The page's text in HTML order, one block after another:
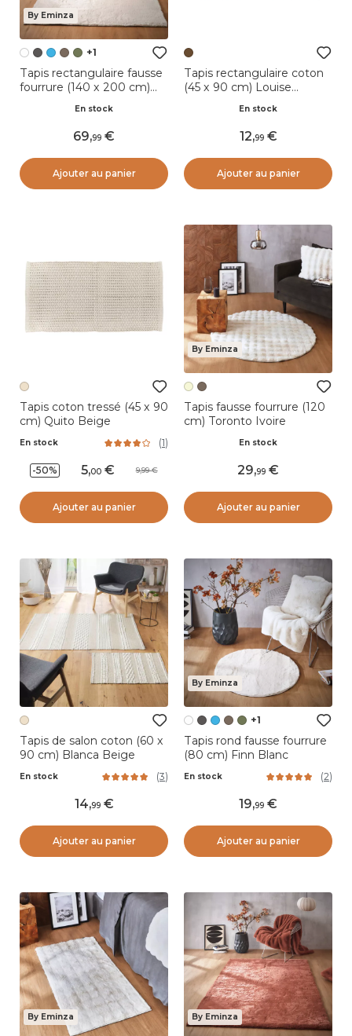
By Eminza
+1
Tapis rectangulaire fausse
fourrure (140 x 200 cm)
En stock
69,99
Ajouter au panier
Tapis rectangulaire coton
(45 x 90 cm) Louise
En stock
12,99
Ajouter au panier
Tapis coton tressé (45 x 90
cm) Quito Beige
En stock (1)
-50% 5,00 9,99
Ajouter au panier
By Eminza
Tapis fausse fourrure (120
cm) Toronto Ivoire
En stock
29,99
Ajouter au panier
Tapis de salon coton (60 x
90 cm) Blanca Beige
En stock (3)
14,99
Ajouter au panier
By Eminza
+1
Tapis rond fausse fourrure
(80 cm) Finn Blanc
En stock (2)
19,99
Ajouter au panier
By Eminza By Eminza